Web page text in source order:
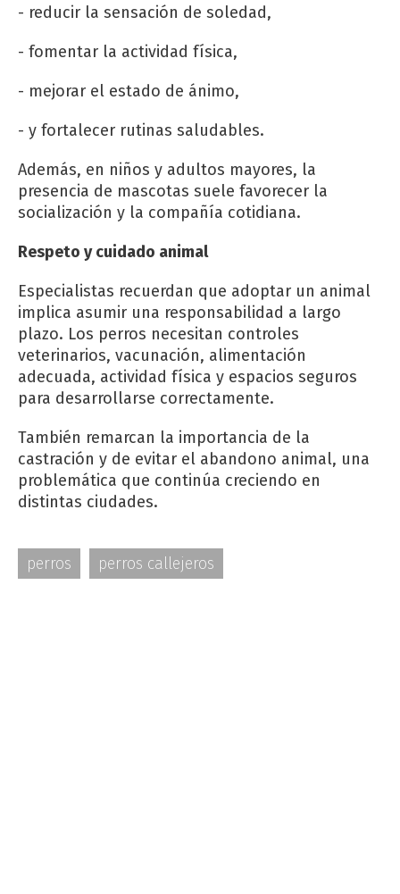
- reducir la sensación de soledad,
- fomentar la actividad física,
- mejorar el estado de ánimo,
- y fortalecer rutinas saludables.
Además, en niños y adultos mayores, la
presencia de mascotas suele favorecer la
socialización y la compañía cotidiana.
Respeto y cuidado animal
Especialistas recuerdan que adoptar un animal
implica asumir una responsabilidad a largo
plazo. Los perros necesitan controles
veterinarios, vacunación, alimentación
adecuada, actividad física y espacios seguros
para desarrollarse correctamente.
También remarcan la importancia de la
castración y de evitar el abandono animal, una
problemática que continúa creciendo en
distintas ciudades.
perros perros callejeros